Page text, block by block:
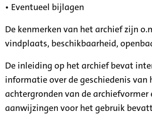
• Eventueel bijlagen
De kenmerken van het archief zijn
vindplaats, beschikbaarheid,
De inleiding op het archief bevat
informatie over de geschiedenis van
achtergronden van de archiefvormer
aanwijzingen voor het gebruik